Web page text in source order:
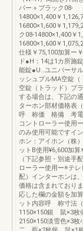
パー＋ブラック08-
14800×1,400￥
16800×1,600￥
ク08-14800×1,400￥
16800×1,600￥
仕様￥75,100加算ー
ド●H：14は1カ所施
能錠●U…ユニバーサ
ッシュプルMA空錠
空錠（トラッド）ブ
する場合は、下記の
ターホン部材価格表
呼 称価 格備 考電
コントローラー使用
のみ使用可能ですイ
ホン：アイホン（株
ットB使用¥6,600加
（下記参照・別途手
ローラー使用ー※テ
配）インターホンは
価格は含まれており
応した欄の金額を加
ット内容呼 称寸法
1150×150銀 鼠×3枚
2150×150淡雪色×3